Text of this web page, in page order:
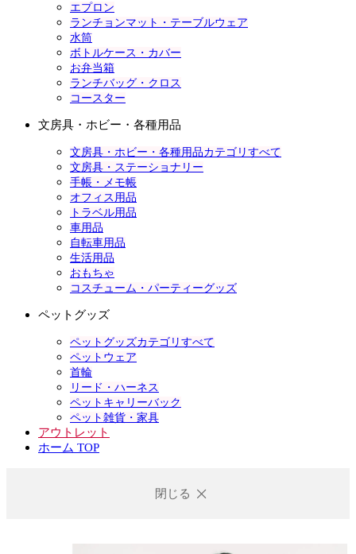
エプロン
ランチョンマット・テーブルウェア
水筒
ボトルケース・カバー
お弁当箱
ランチバッグ・クロス
コースター
文房具・ホビー・各種用品
文房具・ホビー・各種用品カテゴリすべて
文房具・ステーショナリー
手帳・メモ帳
オフィス用品
トラベル用品
車用品
自転車用品
生活用品
おもちゃ
コスチューム・パーティーグッズ
ペットグッズ
ペットグッズカテゴリすべて
ペットウェア
首輪
リード・ハーネス
ペットキャリーバック
ペット雑貨・家具
アウトレット
ホーム TOP
閉じる